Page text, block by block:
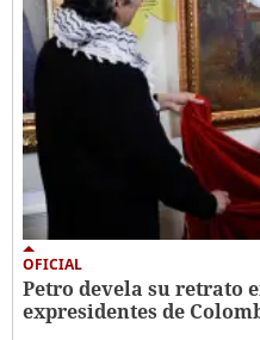
OFICIAL
Petro devela su retrato
expresidentes de